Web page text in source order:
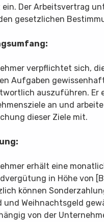
Der Arbeitsvertrag
gesetzlichen
verpflichtet sich,
Aufgaben
auszuführen. Er
an und
dieser Ziele mit.
erhält eine
in Höhe von
können
und Weihnachtsgeld
von der